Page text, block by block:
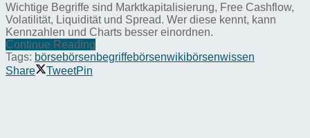
Wichtige Begriffe sind Marktkapitalisierung, Free Cashflow,
Volatilität, Liquidität und Spread. Wer diese kennt, kann
Kennzahlen und Charts besser einordnen.
Continue Reading
Tags: börsebörsenbegriffebörsenwikibörsenwissen
Share
TweetPin